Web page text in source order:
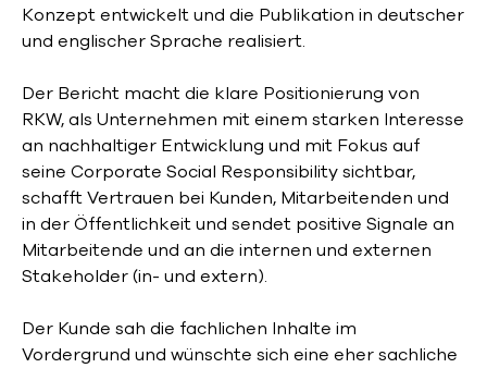
Konzept entwickelt und die Publikation in deutscher
und englischer Sprache realisiert.
Der Bericht macht die klare Positionierung von
RKW, als Unternehmen mit einem starken Interesse
an nachhaltiger Entwicklung und mit Fokus auf
seine Corporate Social Responsibility sichtbar,
schafft Vertrauen bei Kunden, Mitarbeitenden und
in der Öffentlichkeit und sendet positive Signale an
Mitarbeitende und an die internen und externen
Stakeholder (in- und extern).
Der Kunde sah die fachlichen Inhalte im
Vordergrund und wünschte sich eine eher sachliche